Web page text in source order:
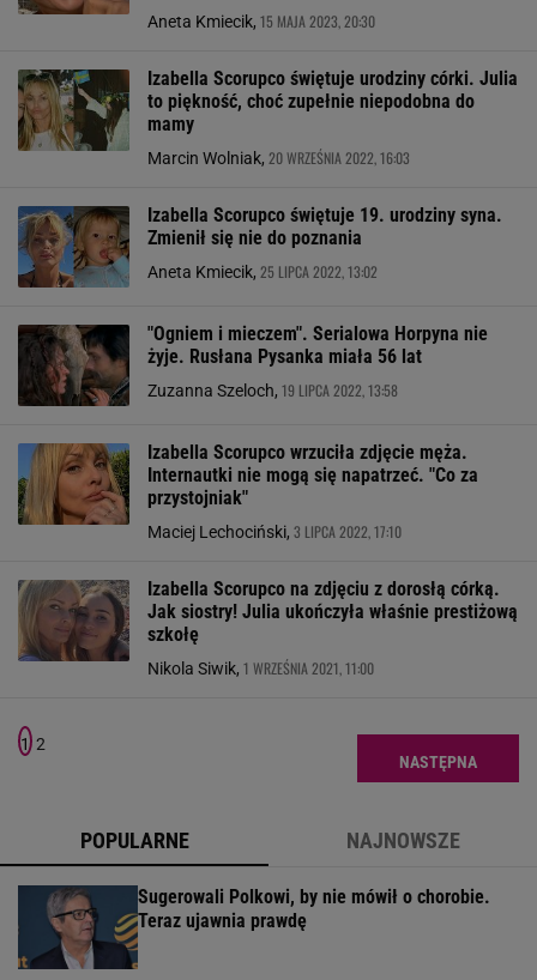
Aneta Kmiecik, 15 MAJA 2023, 20:30
Izabella Scorupco świętuje urodziny córki. Julia
to piękność, choć zupełnie niepodobna do
mamy
Marcin Wolniak, 20 WRZEŚNIA 2022, 16:03
Izabella Scorupco świętuje 19. urodziny syna.
Zmienił się nie do poznania
Aneta Kmiecik, 25 LIPCA 2022, 13:02
"Ogniem i mieczem". Serialowa Horpyna nie
żyje. Rusłana Pysanka miała 56 lat
Zuzanna Szeloch, 19 LIPCA 2022, 13:58
Izabella Scorupco wrzuciła zdjęcie męża.
Internautki nie mogą się napatrzeć. "Co za
przystojniak"
Maciej Lechociński, 3 LIPCA 2022, 17:10
Izabella Scorupco na zdjęciu z dorosłą córką.
Jak siostry! Julia ukończyła właśnie prestiżową
szkołę
Nikola Siwik, 1 WRZEŚNIA 2021, 11:00
1 2
NASTĘPNA
POPULARNE NAJNOWSZE
Sugerowali Polkowi, by nie mówił o chorobie.
Teraz ujawnia prawdę